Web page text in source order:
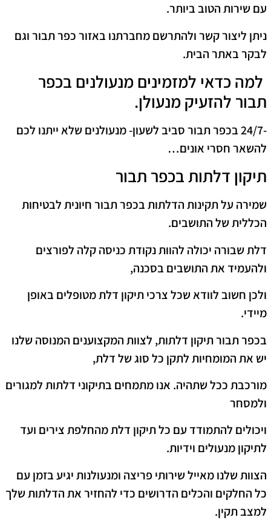
עם שירות הטוב ביותר.
ניתן ליצור קשר ולהתרשם מחברתנו באזור כפר תבור וגם
לבקר באתר הבית.
למה כדאי למזמינים מנעולנים בכפר
תבור להזעיק מנעולן.
-24/7 בכפר תבור סביב לשעון- מנעולנים שלא ייתנו לכם
להשאר חסרי אונים…
תיקון דלתות בכפר תבור
שמירה על תקינות הדלתות בכפר תבור חיונית לבטיחות
הכללית של התושבים.
דלת שבורה יכולה להוות נקודת כניסה קלה לפורצים
ולהעמיד את התושבים בסכנה,
ולכן חשוב לוודא שכל צרכי תיקון דלת מטופלים באופן
מיידי.
בכפר תבור תיקון דלתות, לצוות המקצוענים המנוסה שלנו
יש את המומחיות לתקן כל סוג של דלת,
מורכבת ככל שתהיה. אנו מתמחים בתיקוני דלתות למגורים
ולמסחר
ויכולים להתמודד עם כל תיקון דלת מהחלפת צירים ועד
לתיקון מנעולים וידיות.
הצוות שלנו מאייל שירותי פריצה ומנעולנות יגיע בזמן עם
כל החלקים והכלים הדרושים כדי להחזיר את הדלתות שלך
למצב תקין.